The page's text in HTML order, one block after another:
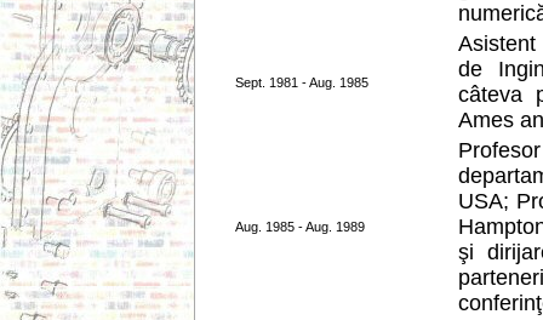
Sept. 1981 - Aug. 1985
Asistent
de
câteva
Ames
Aug. 1985 - Aug. 1989
USA;
şi